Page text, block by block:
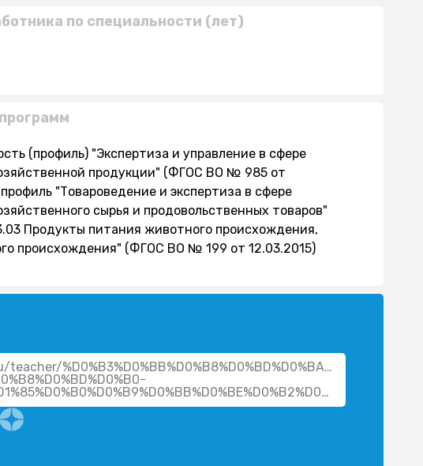
по специальности (лет)
(профиль) "Экспертиза и управление в сфере
продукции" (ФГОС ВО № 985 от
"Товароведение и экспертиза в сфере
сырья и продовольственных товаров"
Продукты питания животного происхождения,
происхождения" (ФГОС ВО № 199 от 12.03.2015)
%D0%BC%D0%B8%D1%85%D0%B0%D0%B9%D0%BB%D0%BE%D0%B2%D0%BD%D0%B0/